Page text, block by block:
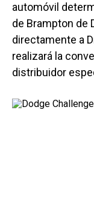
automóvil
de Brampton de
directamente a
realizará la
distribuidor